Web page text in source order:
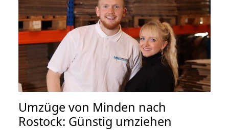
Umzüge von Minden nach
Rostock: Günstig umziehen